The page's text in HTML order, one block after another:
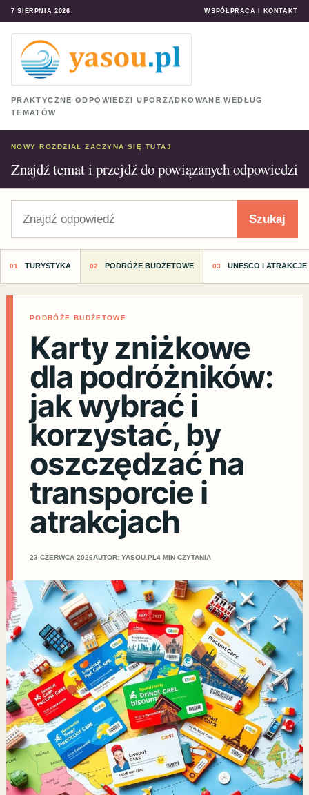
7 SIERPNIA 2026 WSPÓŁPRACA I KONTAKT
PRAKTYCZNE ODPOWIEDZI UPORZĄDKOWANE WEDŁUG
TEMATÓW
NOWY ROZDZIAŁ ZACZYNA SIĘ TUTAJ
Znajdź temat i przejdź do powiązanych odpowiedzi
Szukaj
TURYSTYKA PODRÓŻE BUDŻETOWE UNESCO I
PODRÓŻE BUDŻETOWE
Karty zniżkowe
dla podróżników:
jak wybrać i
korzystać, by
oszczędzać na
transporcie i
atrakcjach
23 CZERWCA 2026AUTOR: YASOU.PL 4 MIN CZYTANIA